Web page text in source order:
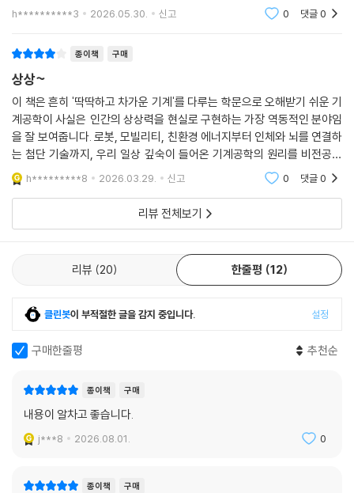
몰라도 전체적으로 이렇게 된 거면 반품 상품을 보내시거
h**********3 2026.05.30. 신고 0 댓글0
종이책 구매
상상~
이 책은 흔히 '딱딱하고 차가운 기계'를 다루는 학문으로 오해받기 쉬운 기
계공학이 사실은 인간의 상상력을 현실로 구현하는 가장 역동적인 분야임
을 잘 보여줍니다. 로봇, 모빌리티, 친환경 에너지부터 인체와 뇌를 연결하
는 첨단 기술까지, 우리 일상 깊숙이 들어온 기계공학의 원리를 비전공자
의 눈높이에 맞춰 친절하게 설명해 줍니다. 단순히 기술의 발전을 나열하
는 데 그치지 않
h*********8 2026.03.29. 신고 0 댓글0
리뷰 전체보기
리뷰 20 한줄평 12
클린봇이 부적절한 글을 감지 중입니다. 설정
구매한줄평 추천순
종이책 구매
내용이 알차고 좋습니다.
j***8 2026.08.01. 0
종이책 구매